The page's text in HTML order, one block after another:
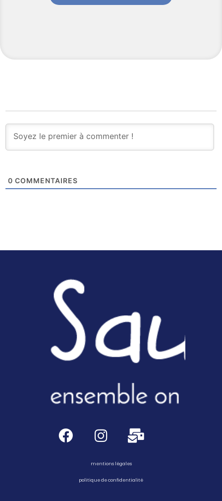
0 COMMENTAIRES
mentions légales
politique de confidentialité